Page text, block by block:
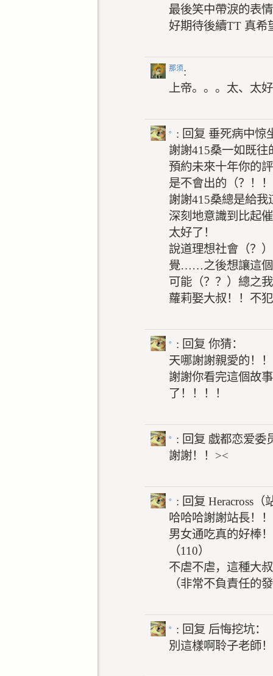
最後笑中帶淚的表
好期待後續TT 真希
那须:
上帝。。。太、太
。 : 回复 垂死病中惊
謝謝415桑一如既
預約未來十年你的
是不會出的（？！
謝謝415桑總是給
深刻地意識到比起
太好了！
說道理想社會（？
覺……之後想讓這個
可能（？？）總之
蘿莉娶大叔！！不
。 : 回复 你猜：
天哪謝謝親愛的！
謝謝你看完這個故
了！！！！
。 : 回复 戯都恋爱委
謝謝！！><
。 : 回复 Heracross（
哈哈哈謝謝站長！
男女通吃真的好棒
（110）
不虐不虐，這種大
（非常不負責任的
。 : 回复 后悔挖坑：
別這樣啊聆子老師